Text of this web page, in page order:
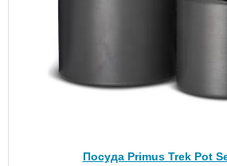
Посуда Primus Trek Pot